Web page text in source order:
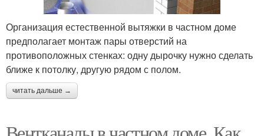
Организация естественной вытяжки в частном доме
предполагает монтаж пары отверстий на
противоположных стенках: одну дырочку нужно сделать
ближе к потолку, другую рядом с полом.
читать дальше →